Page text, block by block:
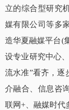
立的综合型研究
媒有限公司等多
造华夏融媒平台(
设专业研究中心
流水准”看齐，逐
介融合、信息咨
联网+、融媒时代